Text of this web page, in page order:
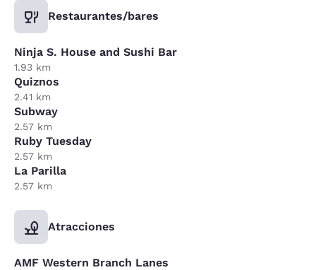
Restaurantes/bares
Ninja S. House and Sushi Bar
1.93 km
Quiznos
2.41 km
Subway
2.57 km
Ruby Tuesday
2.57 km
La Parilla
2.57 km
Atracciones
AMF Western Branch Lanes